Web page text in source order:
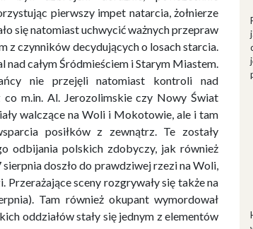
pierwszy impet natarcia, żołnierze
się natomiast uchwycić ważnych przepraw
z czynników decydujących o losach starcia.
całym Śródmieściem i Starym Miastem.
nie przejęli natomiast kontroli nad
co m.in. Al. Jerozolimskie czy Nowy Świat
walczące na Woli i Mokotowie, ale i tam
posiłków z zewnątrz. Te zostały
odbijania polskich zdobyczy, jak również
sierpnia doszło do prawdziwej rzezi na Woli,
sceny rozgrywały się także na
Tam również okupant wymordował
oddziałów stały się jednym z elementów